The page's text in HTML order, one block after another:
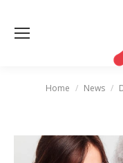
Tu sei qui:Home News